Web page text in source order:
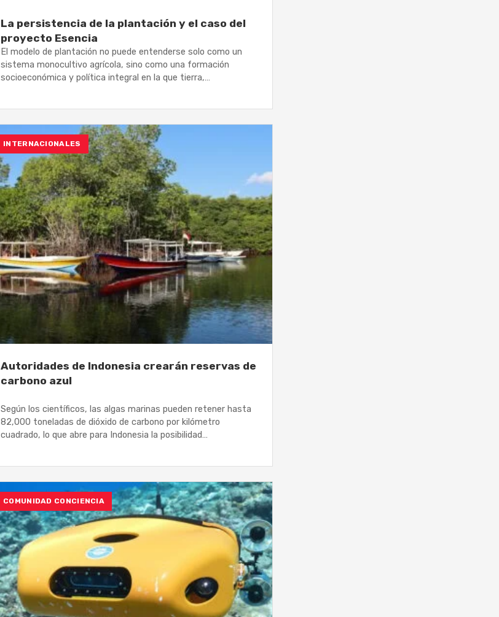
La persistencia de la plantación y el caso del
proyecto Esencia
El modelo de plantación no puede entenderse solo como un
sistema monocultivo agrícola, sino como una formación
socioeconómica y política integral en la que tierra,…
INTERNACIONALES
Autoridades de Indonesia crearán reservas de
carbono azul
Según los científicos, las algas marinas pueden retener hasta
82,000 toneladas de dióxido de carbono por kilómetro
cuadrado, lo que abre para Indonesia la posibilidad…
COMUNIDAD CONCIENCIA